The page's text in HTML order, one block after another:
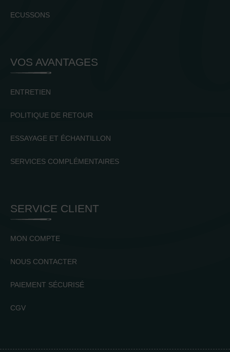
ECUSSONS
VOS AVANTAGES
ENTRETIEN
POLITIQUE DE RETOUR
ESSAYAGE ET ÉCHANTILLON
SERVICES COMPLÉMENTAIRES
SERVICE CLIENT
MON COMPTE
NOUS CONTACTER
PAIEMENT SÉCURISÉ
CGV